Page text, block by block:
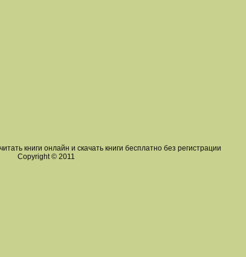
книги онлайн и скачать книги бесплатно без регистрации
Copyright © 2011